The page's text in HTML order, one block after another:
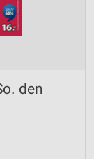
den